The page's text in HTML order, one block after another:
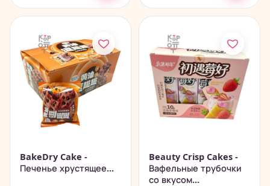
BakeDry Cake -
Печенье хрустящее...
Beauty Crisp Cakes -
Вафельные трубочки
со вкусом...